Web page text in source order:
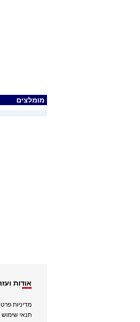
מומלצים
אודות
מדיניות
תנאי שימוש